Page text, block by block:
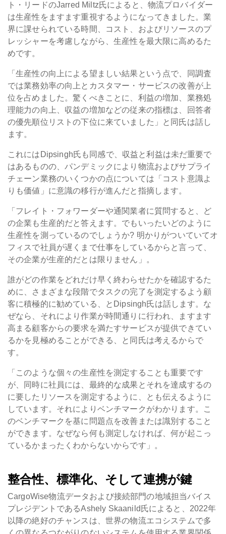
ト・リードのJarred Miltz氏によると、物流プロバイダー
は生産性をますます重視するようになってきました。業
界に課せられている時間、コスト、およびリソースのプ
レッシャーを考慮しながら、生産性を最大限に高めるた
めです。
「生産性の向上による望ましい結果という点で、同調査
では業務効率の向上とカスタマー・サービスの改善が上
位を占めました。驚くべきことに、利益の増加、業務処
理能力の向上、収益の増加などの従来の指標は、回答者
の優先順位リストの下位に来ていました」と同氏は話し
ます。
これにはDipsingh氏も同感で、収益と利益は未だ重要で
はあるものの、パンデミックにより物流およびサプライ
チェーン業務のいくつかの点については「コスト意識よ
りも価値」に意識の移行が進んだと指摘します。
「フレイト・フォワーダーや通関業者に質問すると、ど
の企業も生産的だと答えます。でもいったいどのように
生産性を測っているのでしょうか? 明かりがついていてオ
フィスで社員が遅くまで仕事をしているからと言って、
その企業が生産的だとは限りません」。
誰がどの作業をどれだけ早く終わらせたかを確認するた
めに、さまざまな段階でタスクの完了を測定するよう顧
客に積極的に勧めている、とDipsingh氏は話します。な
ぜなら、それにより作業が時間通りに行われ、ますます
高まる顧客からの要求を満たすサービスが提供できてい
るかを見極めることができる、と同氏は考えるからで
す。
「このような個々の生産性を測定することも重要です
が、同時に社員には、最終的な成果とそれを達成するの
に要したリソースを測定するように、とも伝えるように
しています。それによりベンチマークがわかります。こ
のベンチマークを基に問題点を改善または識別すること
ができます。なぜなら何も測定しなければ、何が起こっ
ているかまったくわからないからです」。
整合性、標準化、そして連携が鍵
CargoWise物流データおよび接続部門の地域担当バイス
プレジデントであるAshely Skaanild氏によると、2022年
以降の絶好のチャンスは、世界の物流エコシステムで多